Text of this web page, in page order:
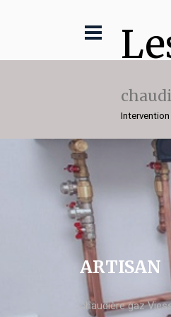
ARTISAN
chaudière gaz